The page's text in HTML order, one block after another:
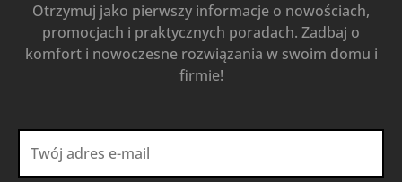
Otrzymuj jako pierwszy informacje o nowościach,
promocjach i praktycznych poradach. Zadbaj o
komfort i nowoczesne rozwiązania w swoim domu i
firmie!